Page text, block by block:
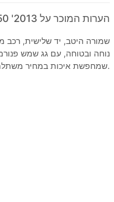
הערות המוכר על 2013' MG 350 אם ג'י 350
נוחה ובטוחה, עם גג שמש
שמחפשת איכות במחיר משתלם.